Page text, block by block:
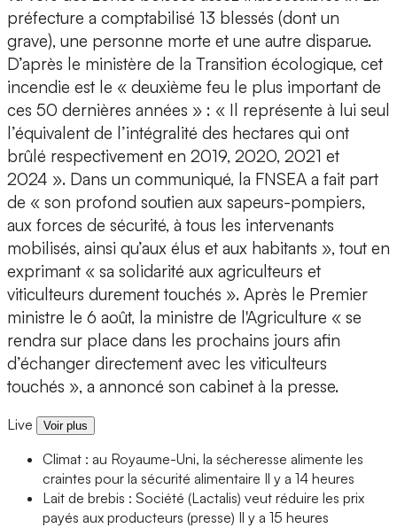
préfecture a comptabilisé 13 blessés (dont un
grave), une personne morte et une autre disparue.
D’après le ministère de la Transition écologique, cet
incendie est le « deuxième feu le plus important de
ces 50 dernières années » : « Il représente à lui seul
l’équivalent de l’intégralité des hectares qui ont
brûlé respectivement en 2019, 2020, 2021 et
2024 ». Dans un communiqué, la FNSEA a fait part
de « son profond soutien aux sapeurs-pompiers,
aux forces de sécurité, à tous les intervenants
mobilisés, ainsi qu’aux élus et aux habitants », tout en
exprimant « sa solidarité aux agriculteurs et
viticulteurs durement touchés ». Après le Premier
ministre le 6 août, la ministre de l'Agriculture « se
rendra sur place dans les prochains jours afin
d’échanger directement avec les viticulteurs
touchés », a annoncé son cabinet à la presse.
Live Voir plus
Climat : au Royaume-Uni, la sécheresse alimente les
craintes pour la sécurité alimentaire Il y a 14 heures
Lait de brebis : Société (Lactalis) veut réduire les prix
payés aux producteurs (presse) Il y a 15 heures